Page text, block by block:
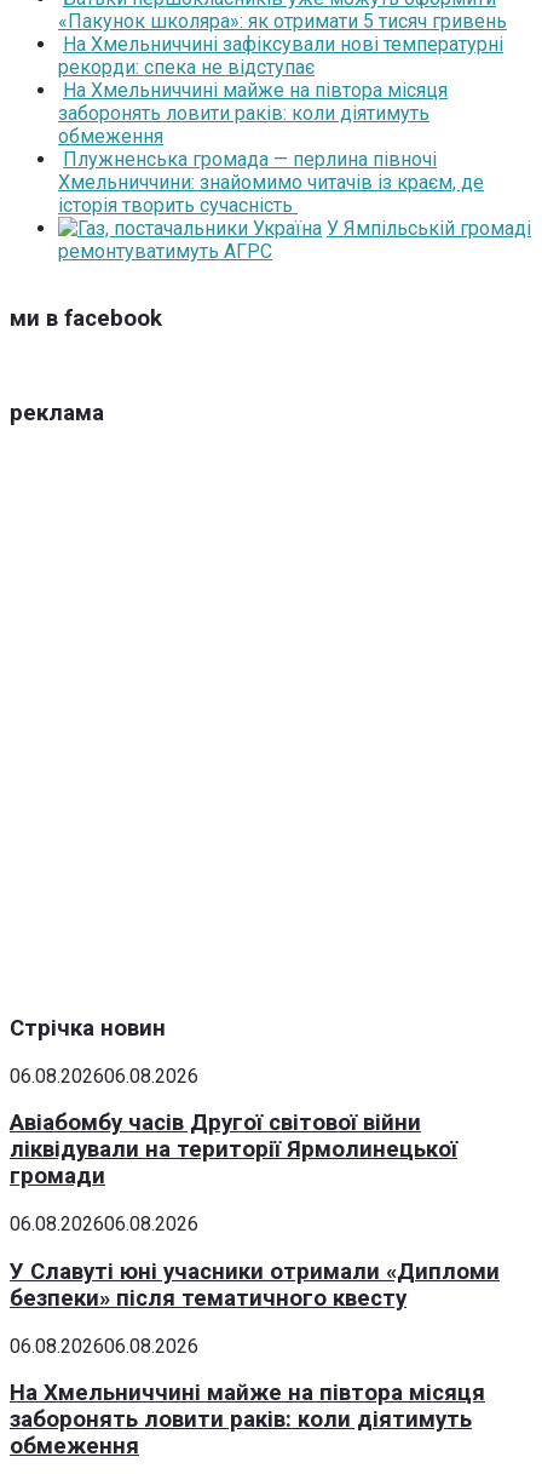
«Пакунок школяра»: як отримати 5 тисяч гривень
На Хмельниччині зафіксували нові температурні
рекорди: спека не відступає
На Хмельниччині майже на півтора місяця
заборонять ловити раків: коли діятимуть
обмеження
Плужненська громада — перлина півночі
Хмельниччини: знайомимо читачів із краєм, де
історія творить сучасність
У Ямпільській громаді
ремонтуватимуть АГРС
ми в facebook
реклама
Стрічка новин
06.08.202606.08.2026
Авіабомбу часів Другої світової війни
ліквідували на території Ярмолинецької
громади
06.08.202606.08.2026
У Славуті юні учасники отримали «Дипломи
безпеки» після тематичного квесту
06.08.202606.08.2026
На Хмельниччині майже на півтора місяця
заборонять ловити раків: коли діятимуть
обмеження